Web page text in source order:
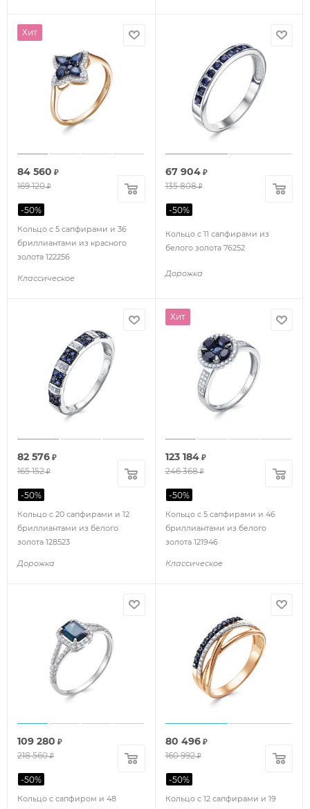
Хит
Кольцо с 5 сапфирами и 36
бриллиантами из красного
золота 122256
Классическое
84 560 ₽
169 120₽
-50%
Кольцо с 11 сапфирами из
белого золота 76252
Дорожка
67 904₽
135 808₽
-50%
Кольцо с 20 сапфирами и 12
бриллиантами из белого
золота 128523
Дорожка
82 576 ₽
165 152₽
-50%
Хит
Кольцо с 5 сапфирами и 46
бриллиантами из белого
золота 121946
Классическое
123 184₽
246 368₽
-50%
Кольцо с сапфиром и 48
109 280 ₽
218 560₽
-50%
Кольцо с 12 сапфирами и 19
80 496₽
160 992₽
-50%